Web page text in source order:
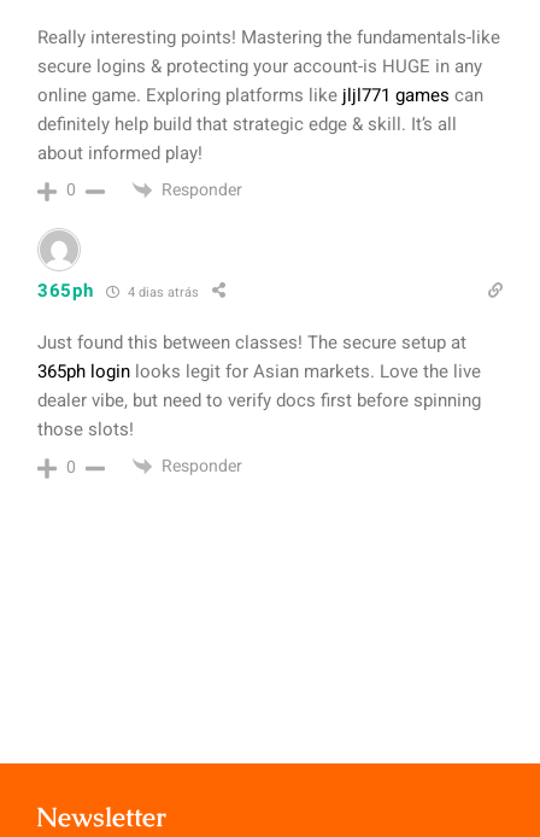
Really interesting points! Mastering the fundamentals-like
secure logins & protecting your account-is HUGE in any
online game. Exploring platforms like jljl771 games can
definitely help build that strategic edge & skill. It’s all
about informed play!
0 Responder
365ph 4 dias atrás
Just found this between classes! The secure setup at
365ph login looks legit for Asian markets. Love the live
dealer vibe, but need to verify docs first before spinning
those slots!
0 Responder
Newsletter